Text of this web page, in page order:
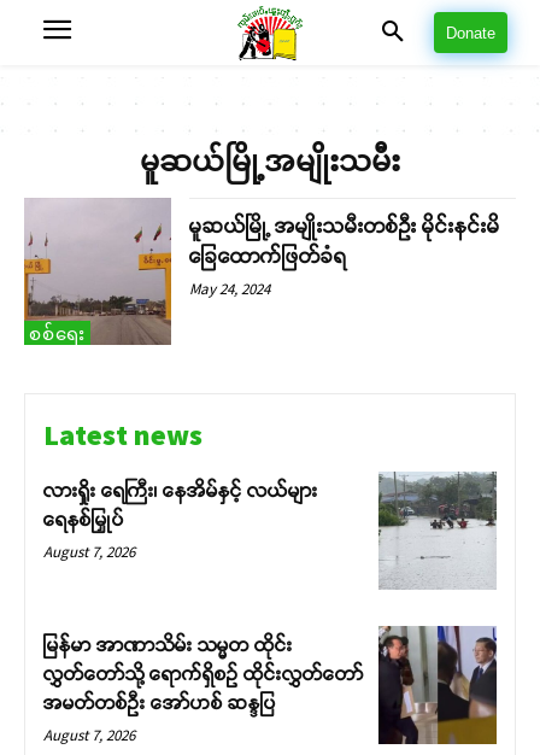
Donate
မူဆယ်မြို့အမျိုးသမီး
စစ်ရေး
မူဆယ်မြို့ အမျိုးသမီးတစ်ဦး မိုင်းနင်းမိ
ခြေထောက်ဖြတ်ခံရ
May 24, 2024
Latest news
လားရှိုး ရေကြီး၊ နေအိမ်နှင့် လယ်များ
ရေနစ်မြှုပ်
August 7, 2026
မြန်မာ အာဏာသိမ်း သမ္မတ ထိုင်း
လွှတ်တော်သို့ ရောက်ရှိစဉ် ထိုင်းလွှတ်တော်
အမတ်တစ်ဦး အော်ဟစ် ဆန္ဒပြ
August 7, 2026